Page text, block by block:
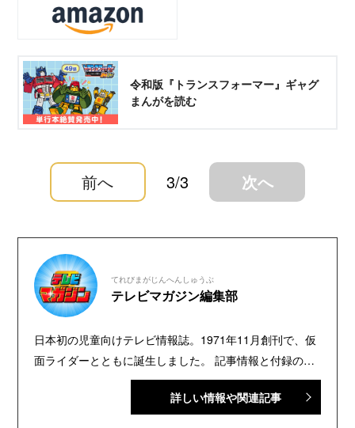
令和版『トランスフォーマー』ギャグ
まんがを読む
前へ 3/3 次へ
てれびまがじんへんしゅうぶ
テレビマガジン編集部
日本初の児童向けテレビ情報誌。1971年11月創刊で、仮
面ライダーとともに誕生しました。 記事情報と付録の詳
細は、YouTubeの『テレビマガジン 公式動画チャンネ
ル』で配信中。講談社発行の幼年・児童・少年・少女向
詳しい情報や関連記事